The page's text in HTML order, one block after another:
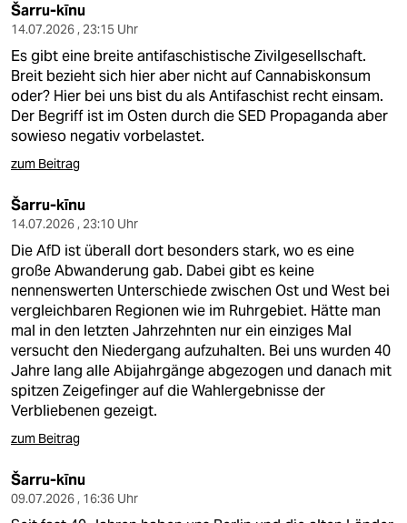
Šarru-kīnu
14.07.2026 , 23:15 Uhr
Es gibt eine breite antifaschistische Zivilgesellschaft.
Breit bezieht sich hier aber nicht auf Cannabiskonsum
oder? Hier bei uns bist du als Antifaschist recht einsam.
Der Begriff ist im Osten durch die SED Propaganda aber
sowieso negativ vorbelastet.
zum Beitrag
Šarru-kīnu
14.07.2026 , 23:10 Uhr
Die AfD ist überall dort besonders stark, wo es eine
große Abwanderung gab. Dabei gibt es keine
nennenswerten Unterschiede zwischen Ost und West bei
vergleichbaren Regionen wie im Ruhrgebiet. Hätte man
mal in den letzten Jahrzehnten nur ein einziges Mal
versucht den Niedergang aufzuhalten. Bei uns wurden 40
Jahre lang alle Abijahrgänge abgezogen und danach mit
spitzen Zeigefinger auf die Wahlergebnisse der
Verbliebenen gezeigt.
zum Beitrag
Šarru-kīnu
09.07.2026 , 16:36 Uhr